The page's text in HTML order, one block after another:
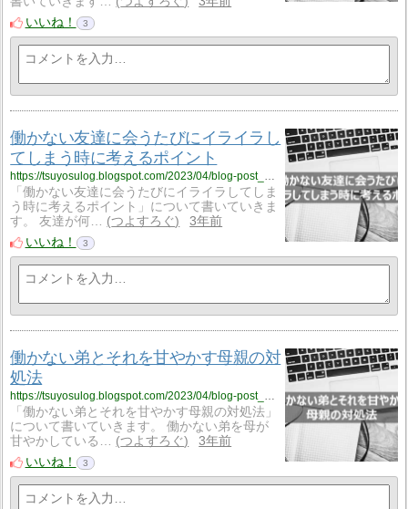
いいね！
3
働かない友達に会うたびにイライラし
てしまう時に考えるポイント
https://tsuyosulog.blogspot.com/2023/04/blog-post_28.html
「働かない友達に会うたびにイライラしてしま
う時に考えるポイント」について書いていきま
す。 友達が何…
つよすろぐ
3年前
いいね！
3
働かない弟とそれを甘やかす母親の対
処法
https://tsuyosulog.blogspot.com/2023/04/blog-post_77.html
「働かない弟とそれを甘やかす母親の対処法」
について書いていきます。 働かない弟を母が
甘やかしている…
つよすろぐ
3年前
いいね！
3